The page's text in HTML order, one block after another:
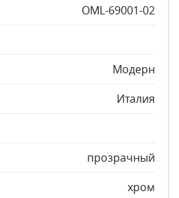
OML-69001-02
Модерн
Италия
прозрачный
хром